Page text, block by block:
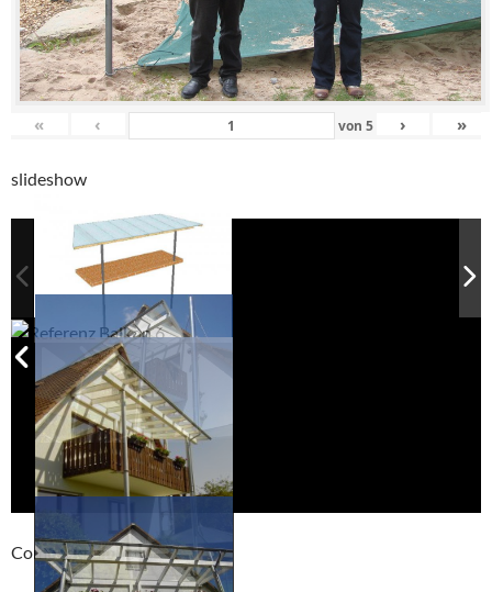
« ‹ von 5 › »
slideshow
Compackt album